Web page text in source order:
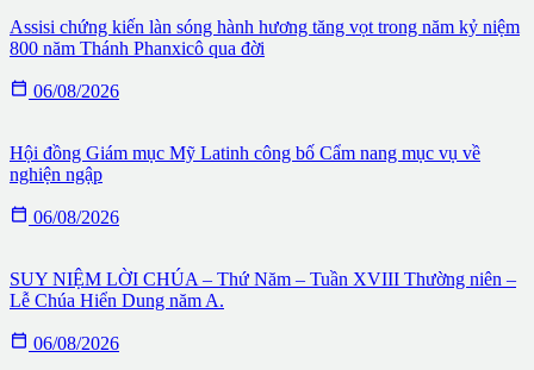
Assisi chứng kiến làn sóng hành hương tăng vọt trong năm kỷ niệm
800 năm Thánh Phanxicô qua đời
 06/08/2026
Hội đồng Giám mục Mỹ Latinh công bố Cẩm nang mục vụ về
nghiện ngập
 06/08/2026
SUY NIỆM LỜI CHÚA – Thứ Năm – Tuần XVIII Thường niên –
Lễ Chúa Hiển Dung năm A.
 06/08/2026